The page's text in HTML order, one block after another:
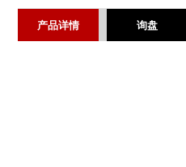
产品详情 询盘